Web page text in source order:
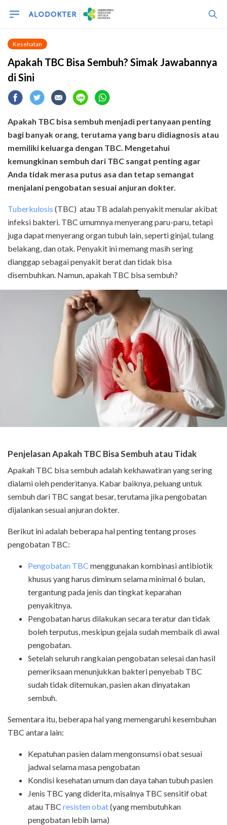
Kesehatan
Apakah TBC Bisa Sembuh? Simak Jawabannya
di Sini
Apakah TBC bisa sembuh menjadi pertanyaan penting
bagi banyak orang, terutama yang baru didiagnosis atau
memiliki keluarga dengan TBC. Mengetahui
kemungkinan sembuh dari TBC sangat penting agar
Anda tidak merasa putus asa dan tetap semangat
menjalani pengobatan sesuai anjuran dokter.
Tuberkulosis (TBC) atau TB adalah penyakit menular akibat
infeksi bakteri. TBC umumnya menyerang paru-paru, tetapi
juga dapat menyerang organ tubuh lain, seperti ginjal, tulang
belakang, dan otak. Penyakit ini memang masih sering
dianggap sebagai penyakit berat dan tidak bisa
disembuhkan. Namun, apakah TBC bisa sembuh?
Penjelasan Apakah TBC Bisa Sembuh atau Tidak
Apakah TBC bisa sembuh adalah kekhawatiran yang sering
dialami oleh penderitanya. Kabar baiknya, peluang untuk
sembuh dari TBC sangat besar, terutama jika pengobatan
dijalankan sesuai anjuran dokter.
Berikut ini adalah beberapa hal penting tentang proses
pengobatan TBC:
Pengobatan TBC menggunakan kombinasi antibiotik
khusus yang harus diminum selama minimal 6 bulan,
tergantung pada jenis dan tingkat keparahan
penyakitnya.
Pengobatan harus dilakukan secara teratur dan tidak
boleh terputus, meskipun gejala sudah membaik di awal
pengobatan.
Setelah seluruh rangkaian pengobatan selesai dan hasil
pemeriksaan menunjukkan bakteri penyebab TBC
sudah tidak ditemukan, pasien akan dinyatakan
sembuh.
Sementara itu, beberapa hal yang memengaruhi kesembuhan
TBC antara lain:
Kepatuhan pasien dalam mengonsumsi obat sesuai
jadwal selama masa pengobatan
Kondisi kesehatan umum dan daya tahan tubuh pasien
Jenis TBC yang diderita, misalnya TBC sensitif obat
atau TBC resisten obat(yang membutuhkan
pengobatan lebih lama)